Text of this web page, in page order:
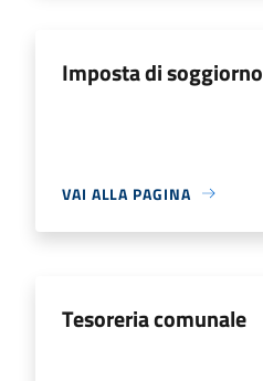
Imposta di soggiorno
VAI ALLA PAGINA
Tesoreria comunale